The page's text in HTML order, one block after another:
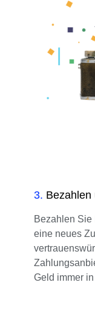
3. Bezahlen
Bezahlen Sie
eine neues
Geld immer